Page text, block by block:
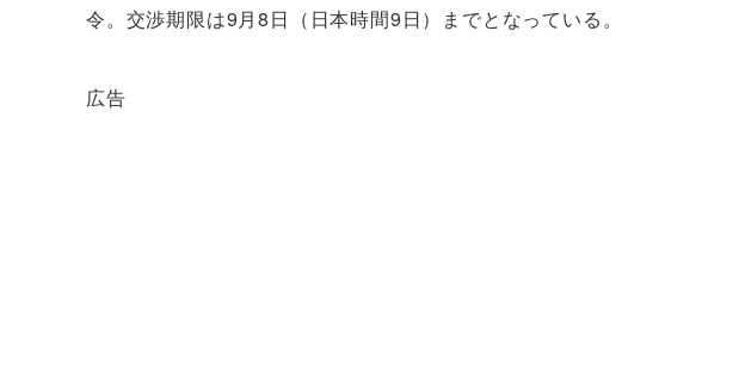
令。交渉期限は9月8日（日本時間9日）までとなっている。
広告